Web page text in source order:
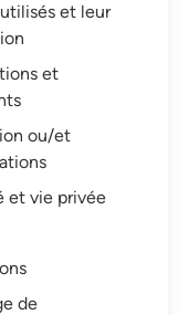
et leur
et
ou/et
et vie privée
de